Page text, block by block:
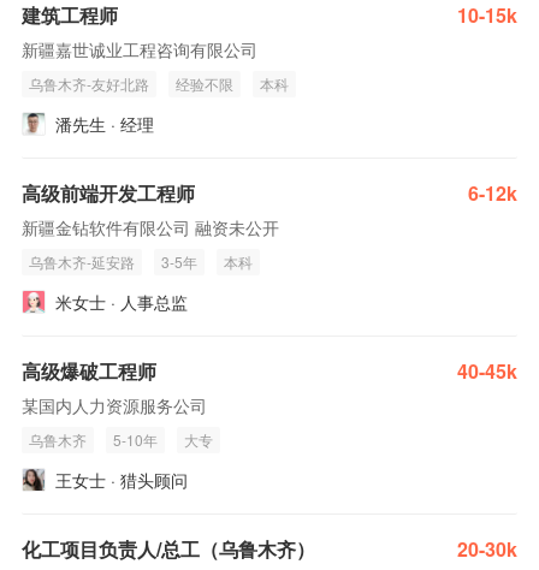
建筑工程师 10-15k
新疆嘉世诚业工程咨询有限公司
乌鲁木齐-友好北路 经验不限 本科
潘先生 · 经理
高级前端开发工程师 6-12k
新疆金钻软件有限公司 融资未公开
乌鲁木齐-延安路 3-5年 本科
米女士 · 人事总监
高级爆破工程师 40-45k
某国内人力资源服务公司
乌鲁木齐 5-10年 大专
王女士 · 猎头顾问
化工项目负责人/总工（乌鲁木齐） 20-30k